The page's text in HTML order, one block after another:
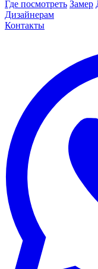
Где посмотреть Замер
Дизайнерам
Контакты